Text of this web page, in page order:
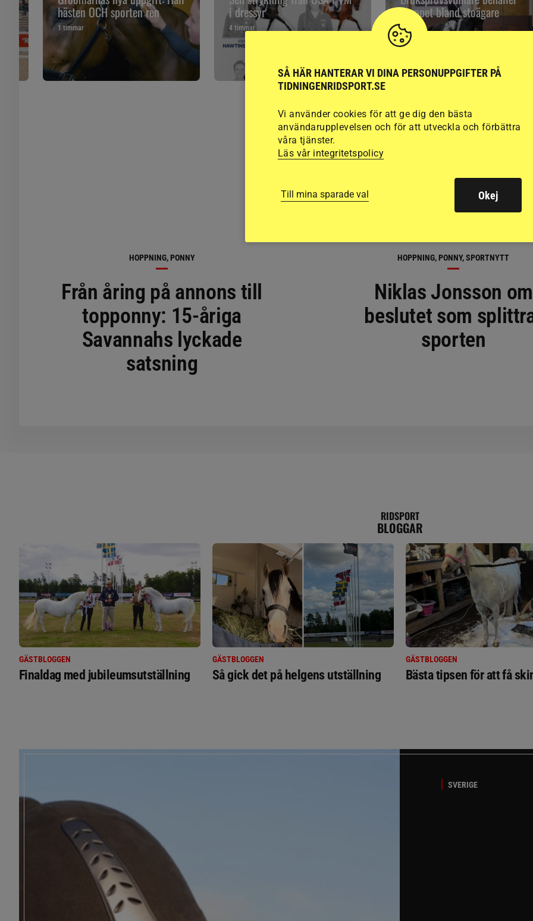
hästen OCH sporten ren
1 timmar
i dressyr
4 timmar
greppet bland stoägare
7 timmar
RELATERAD LÄSNING
HOPPNING, PONNY
Från åring på annons till
topponny: 15-åriga
Savannahs lyckade
satsning
HOPPNING, PONNY, SPORTNYTT
Niklas Jonsson om
beslutet som
sporten
RIDSPORT
BLOGGAR
GÄSTBLOGGEN
Finaldag med jubileumsutställning
GÄSTBLOGGEN
Så gick det på helgens utställning
GÄSTBLOGGEN
Bästa tipsen för att få
SVERIGE
SÅ HÄR HANTERAR VI DINA PERSONUPPGIFTER PÅ
TIDNINGENRIDSPORT.SE
Vi använder cookies för att ge dig den bästa
användarupplevelsen och för att utveckla och förbättra
våra tjänster.
Läs vår integritetspolicy
Till mina sparade val Okej